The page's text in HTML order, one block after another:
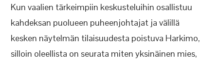
Kun vaalien tärkeimpiin keskusteluihin osallistuu
kahdeksan puolueen puheenjohtajat ja välillä
kesken näytelmän tilaisuudesta poistuva Harkimo,
silloin oleellista on seurata miten yksinäinen mies,